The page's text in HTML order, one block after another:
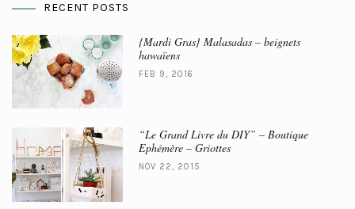
RECENT POSTS
{Mardi Gras} Malasadas – beignets
hawaïens
FEB 9, 2016
“Le Grand Livre du DIY” – Boutique
Ephémère – Griottes
NOV 22, 2015